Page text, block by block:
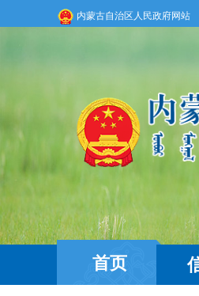
内蒙古自治区人民政府网站
首页